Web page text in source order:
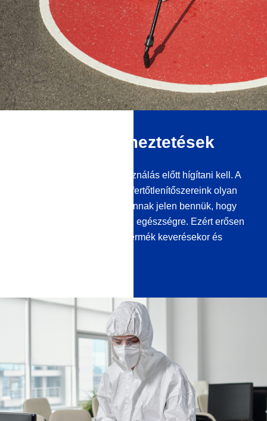
Fontos figyelmeztetések
Koncentrátumainkat felhasználás előtt hígítani kell. A
rendkívül hatékony felületi fertőtlenítőszereink olyan
magas koncentrációban vannak jelen bennük, hogy
mellékhatásaik lehetnek az egészségre. Ezért erősen
ajánlott kesztyűt viselni a termék keverésekor és